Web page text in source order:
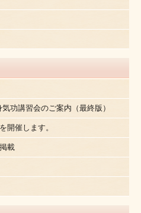
功講習会のご案内（最終版）
開催します。
載